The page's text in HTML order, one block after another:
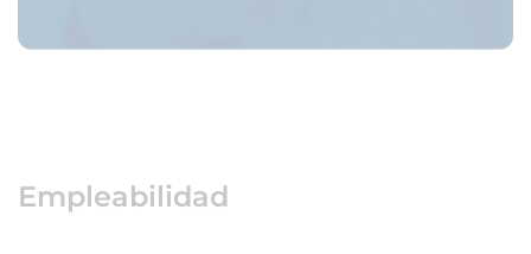
Empleabilidad